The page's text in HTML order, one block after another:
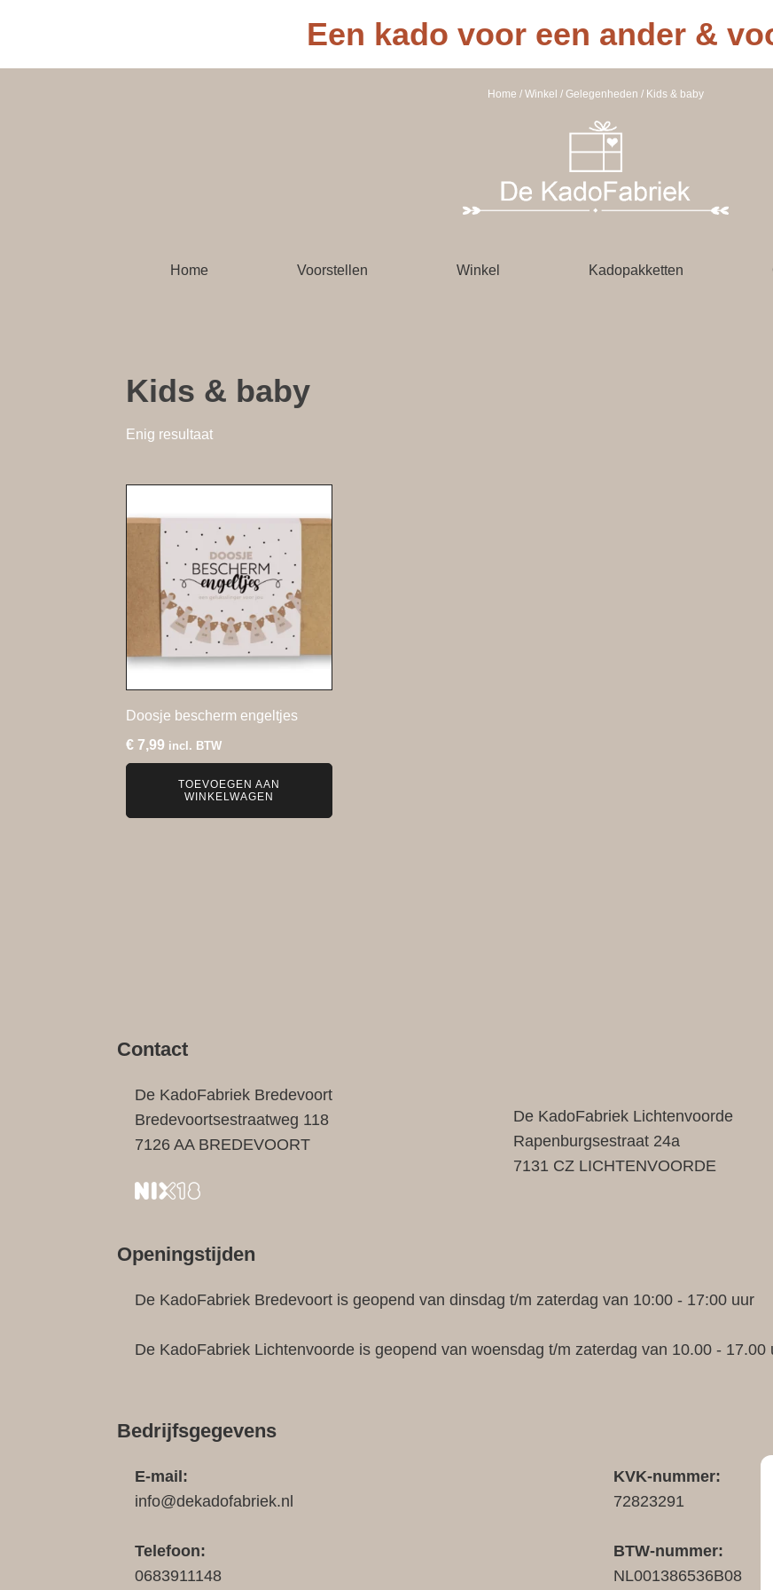
Een kado voor een ander &
Home / Winkel / Gelegenheden / Kids & baby
Home Voorstellen Winkel Kadopakketten
Kids & baby
Enig resultaat
Doosje bescherm engeltjes
€ 7,99 incl. BTW
TOEVOEGEN AAN
WINKELWAGEN
Contact
De KadoFabriek Bredevoort
Bredevoortsestraatweg 118
7126 AA BREDEVOORT
De KadoFabriek Lichtenvoorde
Rapenburgsestraat 24a
7131 CZ LICHTENVOORDE
Openingstijden
De KadoFabriek Bredevoort is geopend van dinsdag t/m zaterdag van 10:00 - 17:00 uur
De KadoFabriek Lichtenvoorde is geopend van woensdag t/m zaterdag van 10.00 - 17.00
Bedrijfsgegevens
E-mail:
info@dekadofabriek.nl
Telefoon:
0683911148
KVK-nummer:
72823291
BTW-nummer:
NL001386536B08